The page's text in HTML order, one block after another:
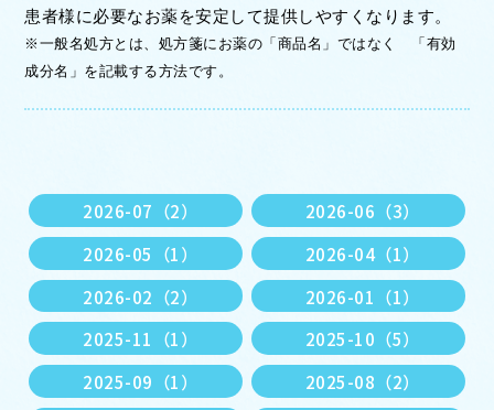
患者様に必要なお薬を安定して提供しやすくなります。
※ 一般名処方とは、処方箋にお薬の「商品名」ではなく 「有効
成分名」を記載する方法です。
2026-07（2）
2026-06（3）
2026-05（1）
2026-04（1）
2026-02（2）
2026-01（1）
2025-11（1）
2025-10（5）
2025-09（1）
2025-08（2）